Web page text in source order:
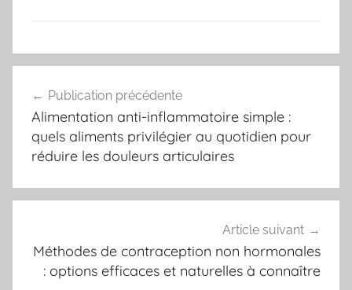
de
l’article
Publication précédente
Alimentation anti-inflammatoire simple :
quels aliments privilégier au quotidien pour
réduire les douleurs articulaires
Article suivant
Méthodes de contraception non hormonales
: options efficaces et naturelles à connaître